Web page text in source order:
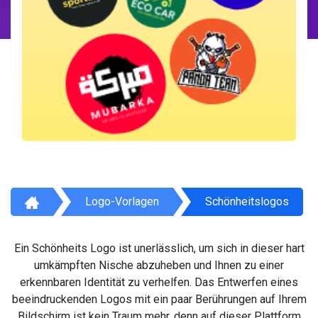
Logo-Vorlagen Schönheitslogos
Ein Schönheits Logo ist unerlässlich, um sich in dieser hart
umkämpften Nische abzuheben und Ihnen zu einer
erkennbaren Identität zu verhelfen. Das Entwerfen eines
beeindruckenden Logos mit ein paar Berührungen auf Ihrem